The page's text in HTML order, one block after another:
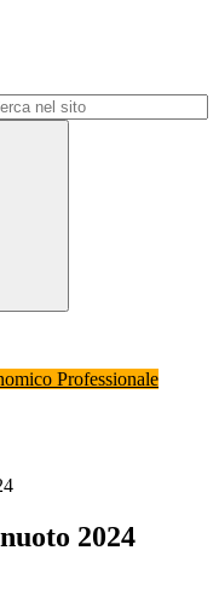
Professionale
2024